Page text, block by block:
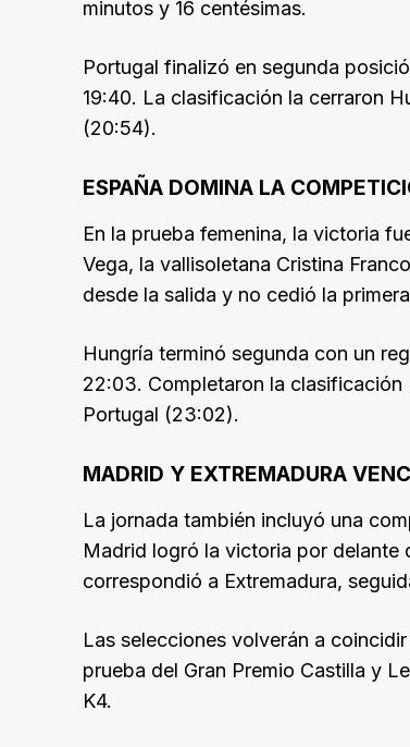
minutos y 16 centésimas.
Portugal finalizó en segunda
19:40. La clasificación la cerraron
(20:54).
ESPAÑA DOMINA LA
En la prueba femenina, la victoria
Vega, la vallisoletana Cristina
desde la salida y no cedió la
Hungría terminó segunda con un
22:03. Completaron la
Portugal (23:02).
MADRID Y EXTREMADURA
La jornada también incluyó una
Madrid logró la victoria por delante
correspondió a Extremadura,
Las selecciones volverán a
prueba del Gran Premio Castilla y
K4.